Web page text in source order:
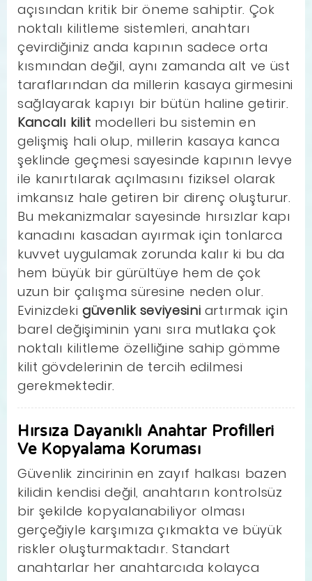
açısından kritik bir öneme sahiptir. Çok
noktalı kilitleme sistemleri, anahtarı
çevirdiğiniz anda kapının sadece orta
kısmından değil, aynı zamanda alt ve üst
taraflarından da millerin kasaya girmesini
sağlayarak kapıyı bir bütün haline getirir.
Kancalı kilit modelleri bu sistemin en
gelişmiş hali olup, millerin kasaya kanca
şeklinde geçmesi sayesinde kapının levye
ile kanırtılarak açılmasını fiziksel olarak
imkansız hale getiren bir direnç oluşturur.
Bu mekanizmalar sayesinde hırsızlar kapı
kanadını kasadan ayırmak için tonlarca
kuvvet uygulamak zorunda kalır ki bu da
hem büyük bir gürültüye hem de çok
uzun bir çalışma süresine neden olur.
Evinizdekigüvenlik seviyesini artırmak için
barel değişiminin yanı sıra mutlaka çok
noktalı kilitleme özelliğine sahip gömme
kilit gövdelerinin de tercih edilmesi
gerekmektedir.
Hırsıza Dayanıklı Anahtar Profilleri
Ve Kopyalama Koruması
Güvenlik zincirinin en zayıf halkası bazen
kilidin kendisi değil, anahtarın kontrolsüz
bir şekilde kopyalanabiliyor olması
gerçeğiyle karşımıza çıkmakta ve büyük
riskler oluşturmaktadır. Standart
anahtarlar her anahtarcıda kolayca